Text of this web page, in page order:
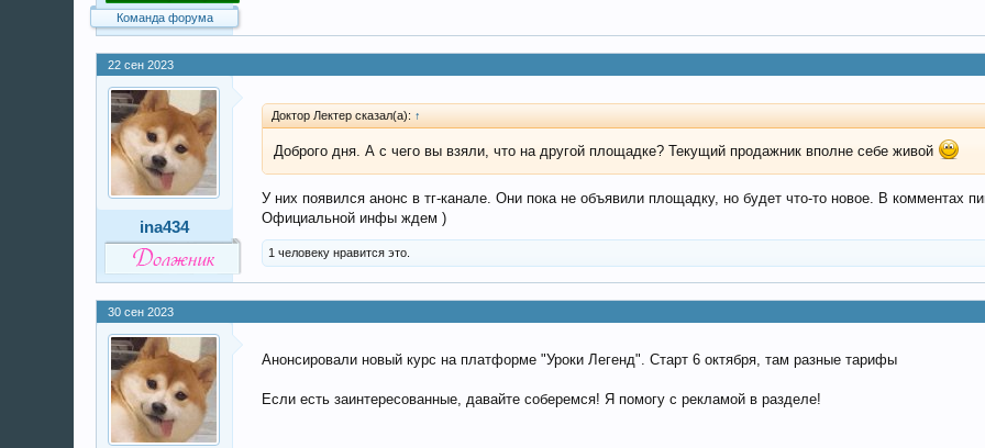
Команда форума
22 сен 2023
ina434
Доктор Лектер сказал(а): ↑
Доброго дня. А с чего вы взяли, что на другой площадке? Текущий продажник вполне себе живой
У них появился анонс в тг-канале. Они пока не объявили площадку, но будет что-то новое. В комментах
Официальной инфы ждем )
1 человеку нравится это.
30 сен 2023
Анонсировали новый курс на платформе "Уроки Легенд". Старт 6 октября, там разные тарифы
Если есть заинтересованные, давайте соберемся! Я помогу с рекламой в разделе!